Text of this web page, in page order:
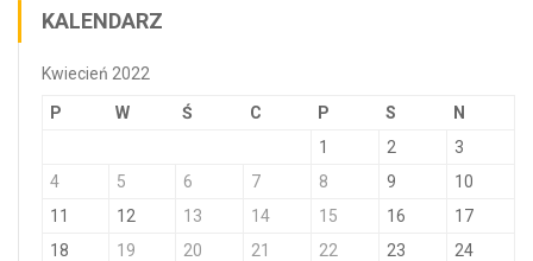
KALENDARZ
Kwiecień 2022
P W Ś C P S N
1 2
3
4
5 6 7 8 9
10
11
12 13 14 15 16
17
18
19 20 21 22 23
24